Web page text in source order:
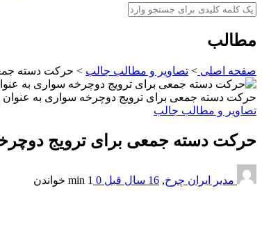
مطالب
صفحه اصلی > تصاویر و مطالب جالب > حرکت دسته
حرکت دسته جمعی برای ترویج دوچرخه سواری به عنوان
تصاویر و مطالب جالب
حرکت دسته جمعی برای ترویج دوچرخه
مدیر ایران چرخ, 16 سال قبل 0
1 min خواندن